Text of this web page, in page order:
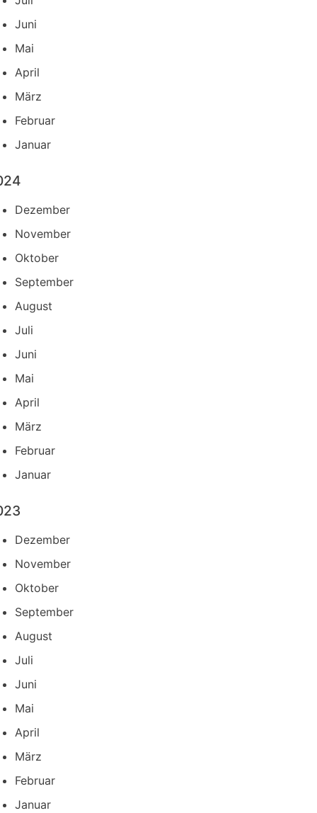
Juni
Mai
April
März
Februar
Januar
Dezember
November
Oktober
September
August
Juli
Juni
Mai
April
März
Februar
Januar
Dezember
November
Oktober
September
August
Juli
Juni
Mai
April
März
Februar
Januar